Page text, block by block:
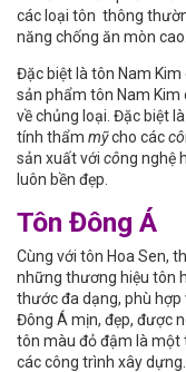
các loại tôn thông
năng chống ăn mòn cao.
Đặc biệt là tôn Nam
sản phẩm tôn Nam Kim
về chủng loại. Đặc biệt
tính thẩm mỹcho cáccô
sản xuất với công nghệ
luôn bền đẹp.
Tôn Đông Á
Cùng với tôn Hoa Sen,
những thương hiệu tôn
thước đa dạng, phù
Đông Á mịn, đẹp, được
tôn màu đỏ đậm là
các công trình xây dựng.